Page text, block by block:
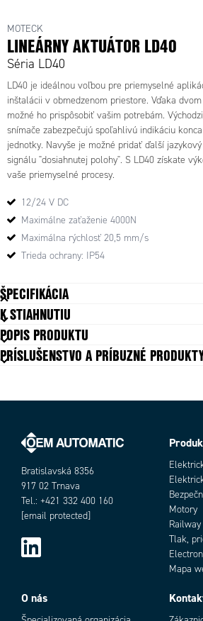
MOTECK
LINEÁRNY AKTUÁTOR LD40
Séria LD40
LD40 je ideálnou voľbou pre priemyselné
inštalácii v obmedzenom priestore. Vďaka
možné ho prispôsobiť vašim potrebám.
snímače zabezpečujú spoľahlivú indikáciu
jednotky. Navyše je možné pridať ďalší
signálu "dosiahnutej polohy". S LD40 získate
vaše priemyselné procesy.
12/24 V DC
Maximálne zaťaženie 4000N
Maximálna rýchlosť 20,5 mm/s
Trieda ochrany: IP54
ŠPECIFIKÁCIA
Napájacie napätie
Prevádzková teplota max. 65 °C
Ťažná síla max. 4000 N
Trieda krytia
Zdvih max
Zdvih min 100 mm
K STIAHNUTIU
POPIS PRODUKTU
PRÍSLUŠENSTVO A PRÍBUZNÉ
Objednávacie číslo
Add as
Bratislavská 8356
917 02 Trnava
Tel.: +421 332 400 160
[email protected]
Motory
Tlak,
Mapa
O nás